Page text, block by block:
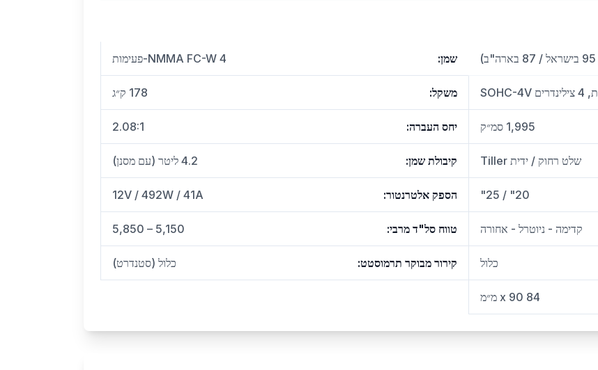
שמן: NMMA FC-W 4-פעימות
משקל: 178 ק״ג
1,995 סמ״ק יחס העברה:
2.08:1
שלט רחוק / ידית Tiller קיבולת שמן: 4.2 ליטר (עם מסנן)
20" / 25" הספק אלטרנטור:
12V / 492W / 41A
קדימה - ניוטרל - אחורה טווח סל"ד מרבי:
5,150 – 5,850
כלול קירור מבוקר תרמוסטט: כלול (סטנדרט)
84 x 90 מ״מ